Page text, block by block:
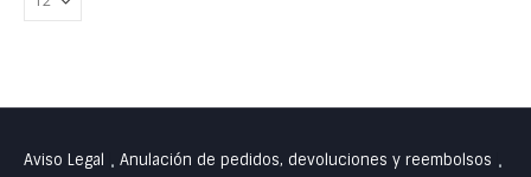
Aviso Legal • Anulación de pedidos, devoluciones y reembolsos •